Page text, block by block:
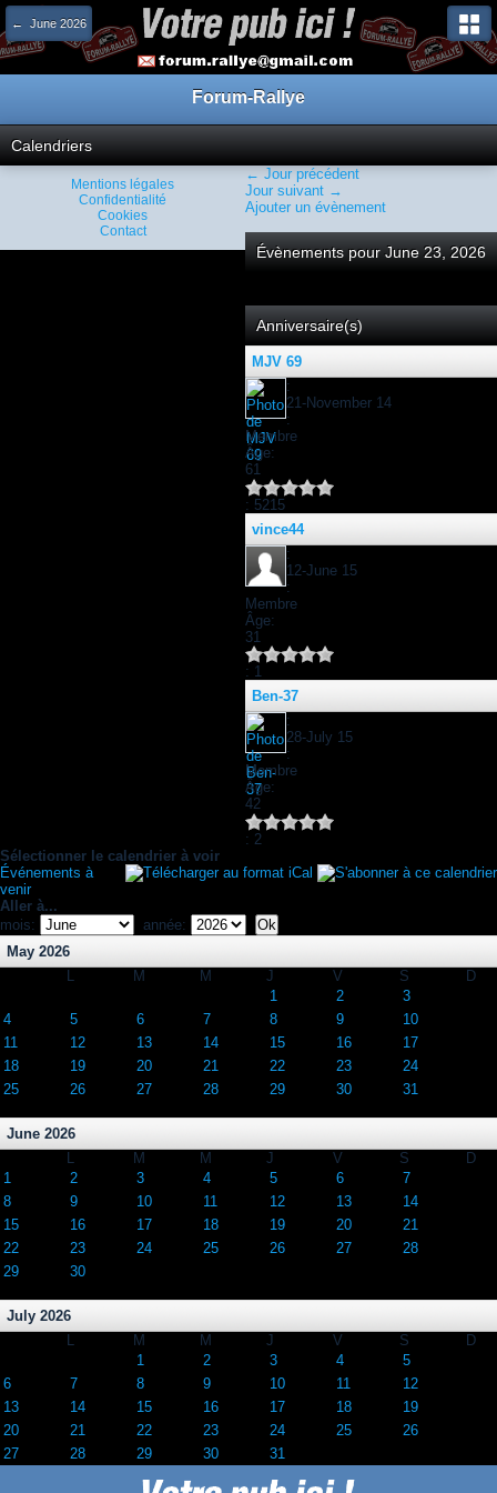
← June 2026
Forum-Rallye
Calendriers
← Jour précédent
Jour suivant →
Ajouter un évènement
Évènements pour June 23, 2026
Anniversaire(s)
MJV 69
:
21-November 14
:
Membre
Âge:
61
: 5215
vince44
:
12-June 15
:
Membre
Âge:
31
: 1
Ben-37
:
28-July 15
:
Membre
Âge:
42
: 2
Sélectionner le calendrier à voir
Événements à
venir
Aller à...
mois:
année:
May 2026
M M J V S
D
1
2
3
4
5 6 7 8 9
10
11
12 13 14 15 16
17
18
19 20 21 22 23
24
25
26 27 28 29 30 31
June 2026
M M J V S
D
1
2 3 4 5 6
7
8
9 10 11 12 13
14
15
16 17 18 19 20
21
22
23 24 25 26 27
28
29
30
July 2026
M M J V S
D
1
2 3 4
5
6
7 8 9 10 11
12
13
14 15 16 17 18
19
20
21 22 23 24 25
26
27
28 29 30 31
Mentions légales
Confidentialité
Cookies
Contact